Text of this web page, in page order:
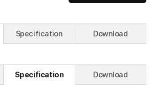
Specification Download
Specification Download